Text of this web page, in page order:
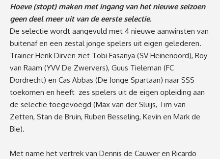
Hoeve (stopt) maken met ingang van het nieuwe seizoen
geen deel meer uit van de eerste selectie.
De selectie wordt aangevuld met 4 nieuwe aanwinsten van
buitenaf en een zestal jonge spelers uit eigen gelederen.
Trainer Henk Dirven ziet Tobi Fasanya (SV Heinenoord), Roy
van Raam (YVV De Zwervers), Guus Tieleman (FC
Dordrecht) en Cas Abbas (De Jonge Spartaan) naar SSS
toekomen en heeft zes spelers uit de eigen opleiding aan
de selectie toegevoegd (Max van der Sluijs, Tim van
Zetten, Stan de Bruin, Ruben Besseling, Kevin en Mark de
Bie).
Met name het vertrek van Dennis de Cauwer en Ricardo